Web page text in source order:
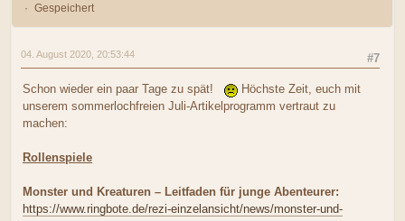
Gespeichert
#7
04. August 2020, 20:53:44
Schon wieder ein paar Tage zu spät!
Höchste Zeit, euch mit
unserem sommerlochfreien Juli-Artikelprogramm vertraut zu
machen:
Rollenspiele
Monster und Kreaturen – Leitfaden für junge Abenteurer:
https://www.ringbote.de/rezi-einzelansicht/news/monster-und-